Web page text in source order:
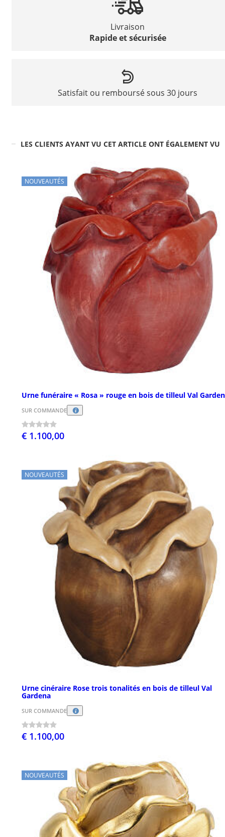
Livraison
Rapide et sécurisée
Satisfait ou remboursé sous 30 jours
LES CLIENTS AYANT VU CET ARTICLE ONT ÉGALEMENT VU
NOUVEAUTÉS
Urne funéraire « Rosa » rouge en bois de tilleul Val
SUR COMMANDE
€ 1.100,00
NOUVEAUTÉS
Urne cinéraire Rose trois tonalités en bois de tilleul Val
Gardena
SUR COMMANDE
€ 1.100,00
NOUVEAUTÉS